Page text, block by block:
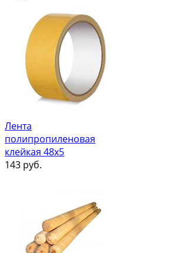
Лента
полипропиленовая
клейкая 48х5
143 руб.